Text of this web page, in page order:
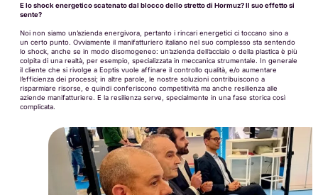
E lo shock energetico scatenato dal blocco dello stretto di Hormuz? Il suo effetto si
sente?
Noi non siamo un’azienda energivora, pertanto i rincari energetici ci toccano sino a
un certo punto. Ovviamente il manifatturiero italiano nel suo complesso sta sentendo
lo shock, anche se in modo disomogeneo: un’azienda dell’acciaio o della plastica è più
colpita di una realtà, per esempio, specializzata in meccanica strumentale. In generale
il cliente che si rivolge a Eoptis vuole affinare il controllo qualità, e/o aumentare
l’efficienza dei processi; in altre parole, le nostre soluzioni contribuiscono a
risparmiare risorse, e quindi conferiscono competitività ma anche resilienza alle
aziende manifatturiere. E la resilienza serve, specialmente in una fase storica così
complicata.